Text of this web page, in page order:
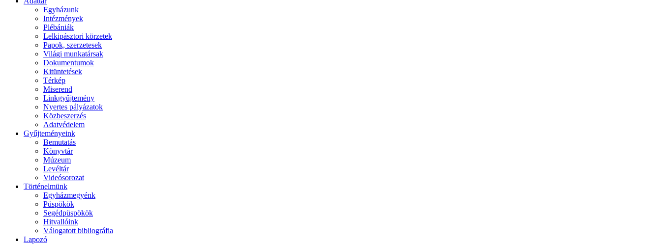
Egyházunk
Intézmények
Plébániák
Lelkipásztori körzetek
Papok, szerzetesek
Világi munkatársak
Dokumentumok
Kitüntetések
Térkép
Miserend
Linkgyűjtemény
Nyertes pályázatok
Közbeszerzés
Adatvédelem
Gyűjteményeink
Bemutatás
Könyvtár
Múzeum
Levéltár
Videósorozat
Történelmünk
Egyházmegyénk
Püspökök
Segédpüspökök
Hitvallóink
Válogatott bibliográfia
Lapozó